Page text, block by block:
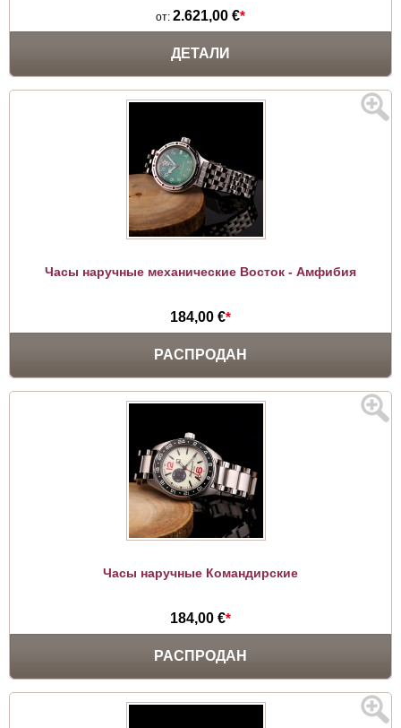
от: 2.621,00 €*
ДЕТАЛИ
Часы наручные механические Восток - Амфибия
184,00 €*
РАСПРОДАН
Часы наручные Командирские
184,00 €*
РАСПРОДАН